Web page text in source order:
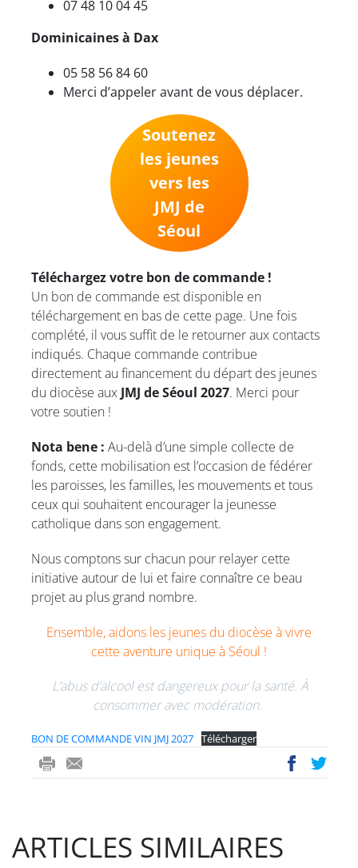
07 48 10 04 45
Dominicaines à Dax
05 58 56 84 60
Merci d’appeler avant de vous déplacer.
Soutenez
les jeunes
vers les
JMJ de
Séoul
Téléchargez votre bon de commande !
Un bon de commande est disponible en
téléchargement en bas de cette page. Une fois
complété, il vous suffit de le retourner aux contacts
indiqués. Chaque commande contribue
directement au financement du départ des jeunes
du diocèse aux JMJ de Séoul 2027. Merci pour
votre soutien !
Nota bene : Au-delà d’une simple collecte de
fonds, cette mobilisation est l’occasion de fédérer
les paroisses, les familles, les mouvements et tous
ceux qui souhaitent encourager la jeunesse
catholique dans son engagement.
Nous comptons sur chacun pour relayer cette
initiative autour de lui et faire connaître ce beau
projet au plus grand nombre.
Ensemble, aidons les jeunes du diocèse à vivre
cette aventure unique à Séoul !
L’abus d’alcool est dangereux pour la santé. À
consommer avec modération.
BON DE COMMANDE VIN JMJ 2027 Télécharger
ri
-
ac
wi
ARTICLES SIMILAIRES